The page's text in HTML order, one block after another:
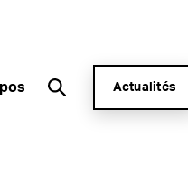
Actualités